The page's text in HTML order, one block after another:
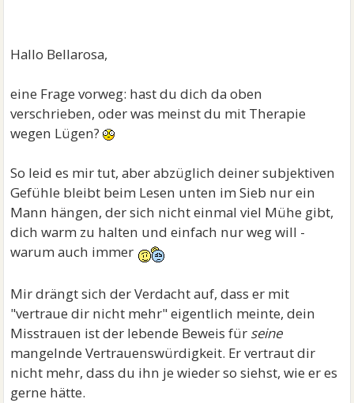
- zwei Minuten später schreibt er: Ich Weis immer
nicht länger warten lassen.
Hallo Bellarosa,
eine Frage vorweg: hast du dich da oben
verschrieben, oder was meinst du mit Therapie
wegen Lügen?
So leid es mir tut, aber abzüglich deiner subjektiven
Gefühle bleibt beim Lesen unten im Sieb nur ein
Mann hängen, der sich nicht einmal viel Mühe gibt,
dich warm zu halten und einfach nur weg will -
warum auch immer
Mir drängt sich der Verdacht auf, dass er mit
"vertraue dir nicht mehr" eigentlich meinte, dein
Misstrauen ist der lebende Beweis für seine
mangelnde Vertrauenswürdigkeit. Er vertraut dir
nicht mehr, dass du ihn je wieder so siehst, wie er es
gerne hätte.